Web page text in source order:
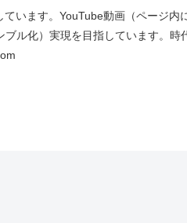
います。YouTube動画（ページ内
ル化）実現を目指しています。時